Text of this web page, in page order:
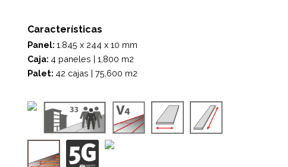
Características
Panel: 1.845 x 244 x 10 mm
Caja: 4 paneles | 1,800 m2
Palet: 42 cajas | 75,600 m2